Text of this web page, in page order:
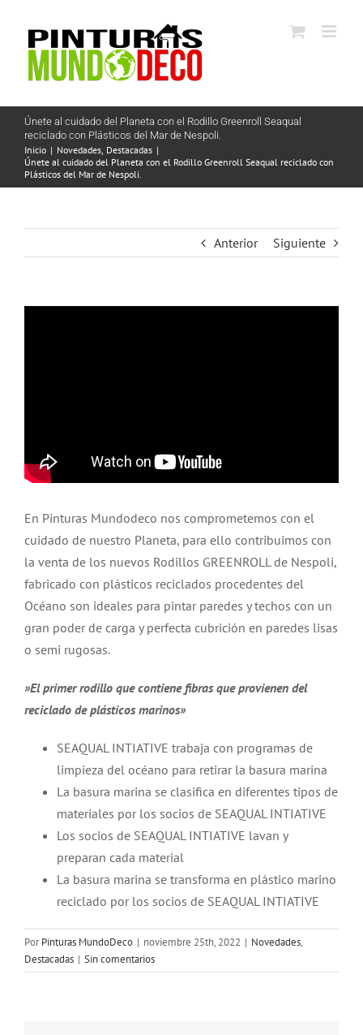
contenido
Únete al cuidado del Planeta con el Rodillo Greenroll Seaqual
reciclado con Plásticos del Mar de Nespoli.
Inicio
Novedades Destacadas
Únete al cuidado del Planeta con el Rodillo Greenroll Seaqual reciclado con
Plásticos del Mar de Nespoli.
Anterior Siguiente
En Pinturas Mundodeco nos comprometemos con el
cuidado de nuestro Planeta, para ello contribuimos con
la venta de los nuevos Rodillos GREENROLL de Nespoli,
fabricado con plásticos reciclados procedentes del
Océano son ideales para pintar paredes y techos con un
gran poder de carga y perfecta cubrición en paredes lisas
o semi rugosas.
»El primer rodillo que contiene fibras que provienen del
reciclado de plásticos marinos»
SEAQUAL INTIATIVE trabaja con programas de
limpieza del océano para retirar la basura marina
La basura marina se clasifica en diferentes tipos de
materiales por los socios de SEAQUAL INTIATIVE
Los socios de SEAQUAL INTIATIVE lavan y
preparan cada material
La basura marina se transforma en plástico marino
reciclado por los socios de SEAQUAL INTIATIVE
PorPinturas MundoDeco | noviembre 25th, 2022 | Novedades,
Destacadas | Sin comentarios